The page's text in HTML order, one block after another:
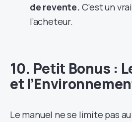
de revente. C’est un
l’acheteur.
10. Petit Bonus :
et
Le manuel ne se limite pas